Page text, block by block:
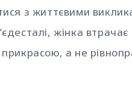
з життєвими
жінка
а не